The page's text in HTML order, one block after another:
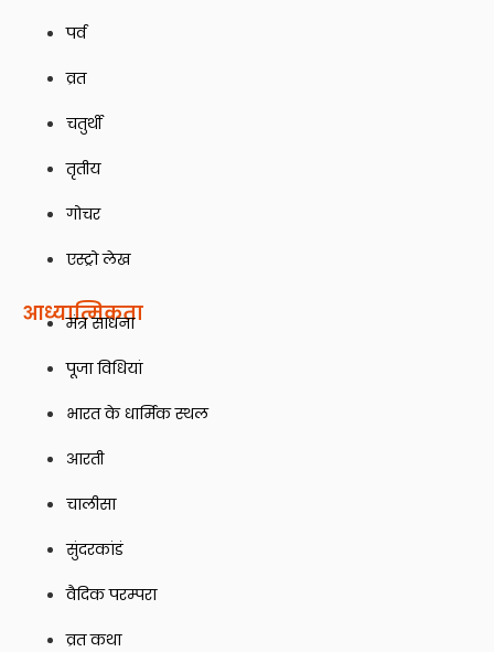
पर्व
व्रत
चतुर्थी
तृतीय
गोचर
एस्ट्रो लेख
आध्यात्मिकता
मंत्र साधना
पूजा विधियां
भारत के धार्मिक स्थल
आरती
चालीसा
सुंदरकांडं
वैदिक परम्परा
व्रत कथा